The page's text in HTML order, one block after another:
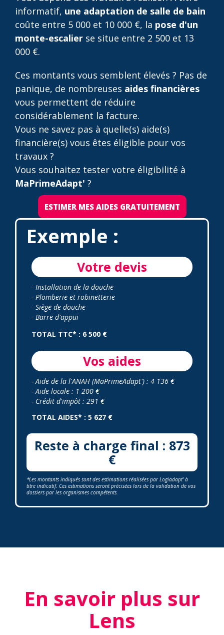
informatif, une adaptation de salle de bain
coûte entre 5 000 et 10 000 €, la pose d'un
monte-escalier se situe entre 2 500 et 13
000 €.
Ces montants vous semblent élevés ? Pas de
panique, de nombreuses aides financières
vous permettent de réduire
considérablement la facture.
Vous ne savez pas à quelle(s) aide(s)
financière(s) vous êtes éligible pour vos
travaux ?
Vous souhaitez tester votre éligibilité à
MaPrimeAdapt' ?
ESTIMER MES AIDES GRATUITEMENT
Exemple :
Votre devis
- Installation de la douche
- Plomberie et robinetterie
- Siège de douche
- Barre d'appui
TOTAL TTC* : 6 500 €
Vos aides
- Aide de la l'ANAH (MaPrimeAdapt') : 4 136 €
- Aide locale : 1 200 €
- Crédit d'impôt : 291 €
TOTAL AIDES* : 5 627 €
Reste à charge final : 873
€
*Les montants indiqués sont des estimations réalisées par Logiadapt' à
titre indicatif. Ces estimations seront précisées lors de la validation de vos
dossiers par les organismes compétents.
En savoir plus sur
Lens